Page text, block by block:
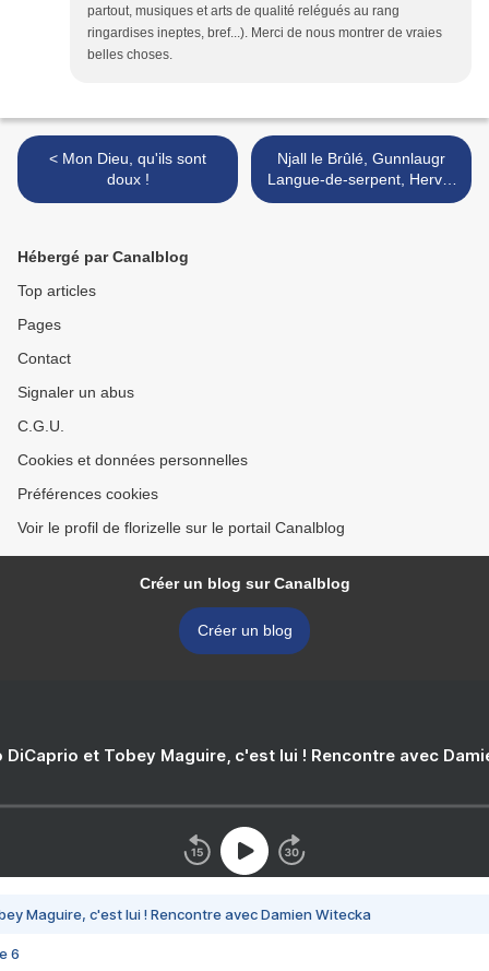
partout, musiques et arts de qualité relégués au rang
ringardises ineptes, bref...). Merci de nous montrer de vraies
belles choses.
< Mon Dieu, qu'ils sont
doux !
Njall le Brûlé, Gunnlaugr
Langue-de-serpent, Hervör
et les leurs >
Hébergé par Canalblog
Top articles
Pages
Contact
Signaler un abus
C.G.U.
Cookies et données personnelles
Préférences cookies
Voir le profil de florizelle sur le portail Canalblog
Créer un blog sur Canalblog
Créer un blog
DiCaprio et Tobey Maguire, c'est lui ! Rencontre avec
Maguire, c'est lui ! Rencontre avec Damien Witecka
6